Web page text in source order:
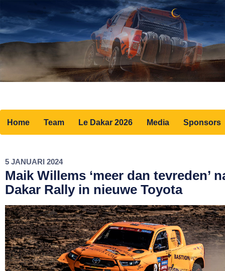
Home Team Le Dakar 2026 Media Sponsors
5 JANUARI 2024
Maik Willems ‘meer dan tevreden’
Dakar Rally in nieuwe Toyota